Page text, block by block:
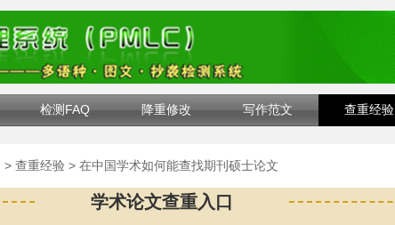
检测FAQ 降重修改 写作范文 查重经验
> 查重经验> 在中国学术如何能查找期刊硕士论文
学术论文查重入口